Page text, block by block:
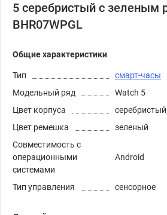
5 серебристый с зеленым
BHR07WPGL
Общие характеристики
Тип
смарт-часы
Модельный ряд
Watch 5
Цвет корпуса
серебристый
Цвет ремешка
зеленый
Совместимость с
операционными
системами
Android
Тип управления сенсорное